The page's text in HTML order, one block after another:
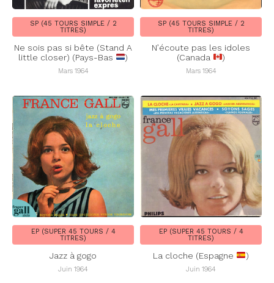
SP (45 TOURS SIMPLE / 2
TITRES)
Ne sois pas si bête (Stand A
little closer) (Pays-Bas
)
Mars 1964
SP (45 TOURS SIMPLE / 2
TITRES)
N’écoute pas les idoles
(Canada
)
Mars 1964
EP (SUPER 45 TOURS / 4
TITRES)
Jazz à gogo
Juin 1964
EP (SUPER 45 TOURS / 4
TITRES)
La cloche (Espagne )
Juin 1964